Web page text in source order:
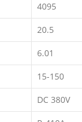
4095
20.5
6.01
15-150
DC 380V